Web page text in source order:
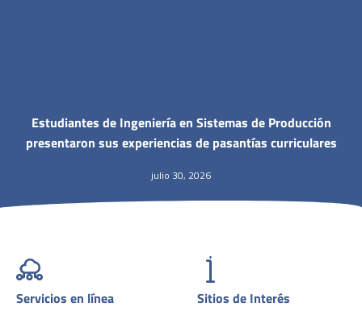
Estudiantes de Ingeniería en Sistemas de Producción
presentaron sus experiencias de pasantías curriculares
julio 30, 2026
Servicios en línea Sitios de Interés